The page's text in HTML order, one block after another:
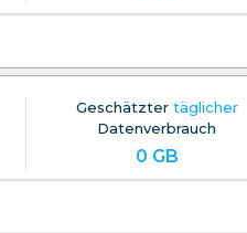
Geschätzter täglicher
Datenverbrauch
0 GB